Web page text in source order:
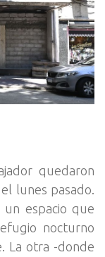
quedaron
lunes pasado.
espacio que
nocturno
La otra -donde